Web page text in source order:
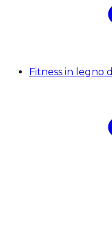
Fitness in legno